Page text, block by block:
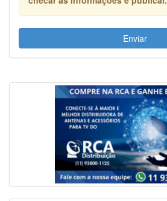
Enviar